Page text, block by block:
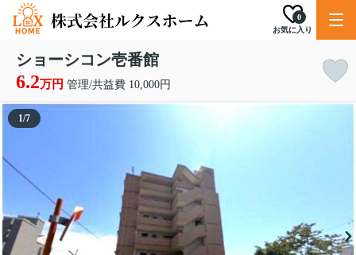
お気に入り
0
ショーシコン壱番館
6.2万円 管理/共益費 10,000円
1/7